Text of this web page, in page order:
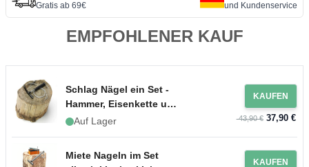
Gratis ab 69€
und Kundenservice
EMPFOHLENER KAUF
Schlag Nägel ein Set -
Hammer, Eisenkette und
Schraube
Auf Lager
KAUFEN
43,90 €37,90 €
Miete Nageln im Set
KAUFEN